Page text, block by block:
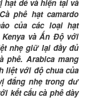
dẻ và hiện tại và
phê hạt camardo
của các loại hạt
Kenya và Ấn Độ với
nhẹ giữ lại đầy đủ
phê. Arabica mang
liệt với độ chua của
đắng nhẹ trong dư
kết cấu cà phê dày